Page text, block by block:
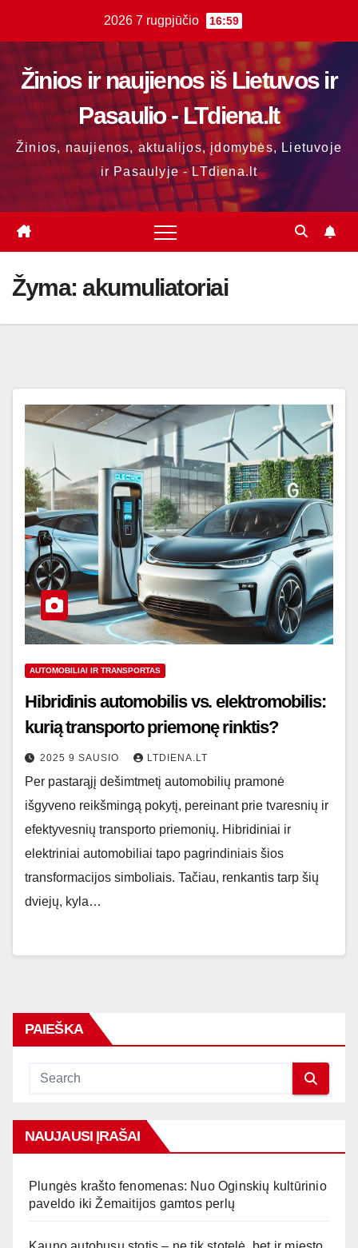
content
2026 7 rugpjūčio 16:59
Žinios ir naujienos iš Lietuvos ir
Pasaulio - LTdiena.lt
Žinios, naujienos, aktualijos, įdomybės, Lietuvoje
ir Pasaulyje - LTdiena.lt
Žyma: akumuliatoriai
AUTOMOBILIAI IR TRANSPORTAS
Hibridinis automobilis vs. elektromobilis:
kurią transporto priemonę rinktis?
2025 9 SAUSIO LTDIENA.LT
Per pastarąjį dešimtmetį automobilių pramonė
išgyveno reikšmingą pokytį, pereinant prie tvaresnių ir
efektyvesnių transporto priemonių. Hibridiniai ir
elektriniai automobiliai tapo pagrindiniais šios
transformacijos simboliais. Tačiau, renkantis tarp šių
dviejų, kyla…
PAIEŠKA
NAUJAUSI ĮRAŠAI
Plungės krašto fenomenas: Nuo Oginskių kultūrinio
paveldo iki Žemaitijos gamtos perlų